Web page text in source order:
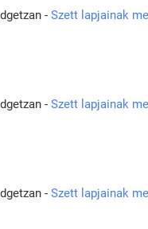
- Szett lapjainak
- Szett lapjainak
- Szett lapjainak